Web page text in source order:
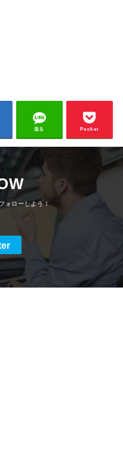
送る Pocket